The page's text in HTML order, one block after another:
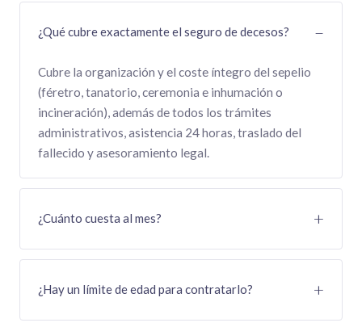
¿Qué cubre exactamente el seguro de decesos?
Cubre la organización y el coste íntegro del sepelio
(féretro, tanatorio, ceremonia e inhumación o
incineración), además de todos los trámites
administrativos, asistencia 24 horas, traslado del
fallecido y asesoramiento legal.
¿Cuánto cuesta al mes?
¿Hay un límite de edad para contratarlo?